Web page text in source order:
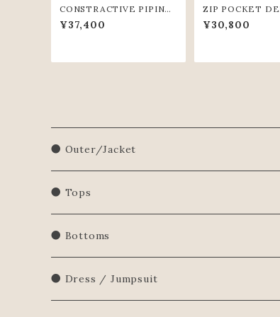
CONSTRACTIVE PIPING
PANTS (BLK)
¥37,400
ZIP POCKET
ORT PANTS（GRY
¥30,800
● Outer/Jacket
● Tops
Shirts/Blouse
Sweatershirt
● Bottoms
● Dress / Jumpsuit